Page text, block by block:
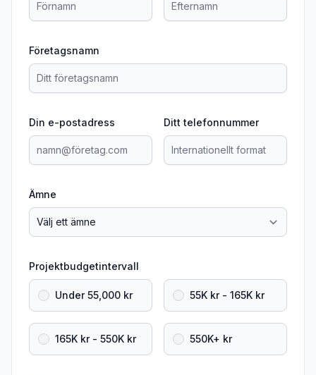
Företagsnamn
Din e-postadress Ditt telefonnummer
Ämne
Projektbudgetintervall
Under 55,000 kr 55K kr - 165K kr
165K kr - 550K kr 550K+ kr